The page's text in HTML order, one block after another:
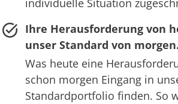
individuelle Situation
Ihre Herausforderung von
unser Standard von morgen.
Was heute eine
schon morgen Eingang in
Standardportfolio finden. So